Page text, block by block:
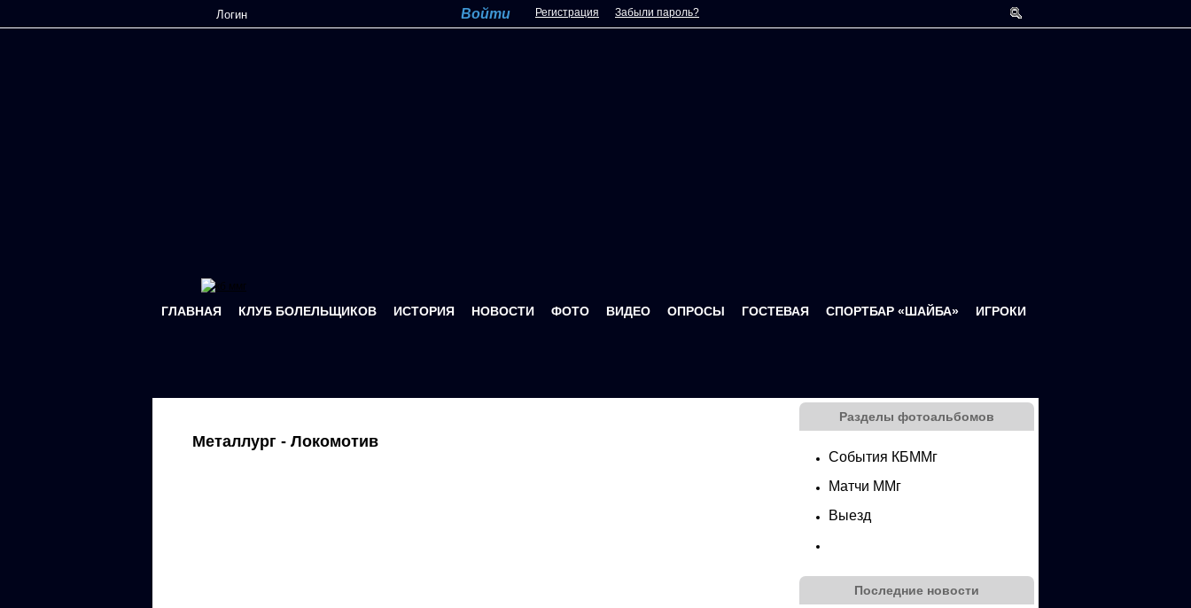
Регистрация Забыли пароль?
ГЛАВНАЯ КЛУБ БОЛЕЛЬЩИКОВ ИСТОРИЯ НОВОСТИ ФОТО ВИДЕО ОПРОСЫ ГОСТЕВАЯ СПОРТБАР «ШАЙБА» ИГРОКИ
Металлург - Локомотив
Разделы фотоальбомов
События КБММг
Матчи ММг
Выезд
Последние новости